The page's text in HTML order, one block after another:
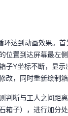
环达到动画效果。
位置到达屏幕最左
子Y坐标不断，显
改，同时重新绘制箱
判断与工人之间距
箱子），进行加分